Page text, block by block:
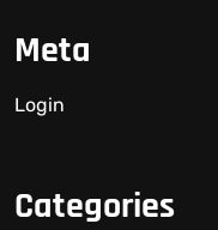
Meta
Login
Categories